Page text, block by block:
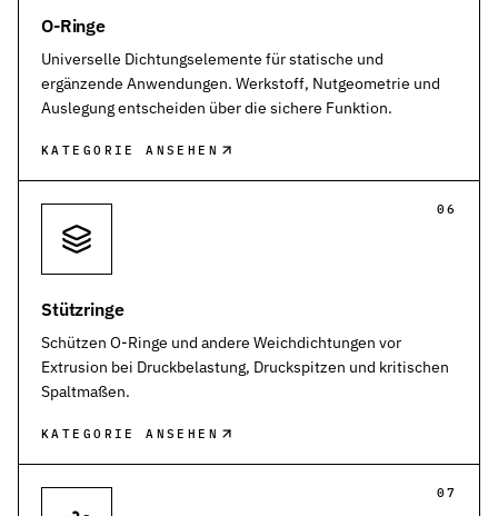
O-Ringe
Universelle Dichtungselemente für statische und
ergänzende Anwendungen. Werkstoff, Nutgeometrie und
Auslegung entscheiden über die sichere Funktion.
KATEGORIE ANSEHEN
06
Stützringe
Schützen O-Ringe und andere Weichdichtungen vor
Extrusion bei Druckbelastung, Druckspitzen und kritischen
Spaltmaßen.
KATEGORIE ANSEHEN
07